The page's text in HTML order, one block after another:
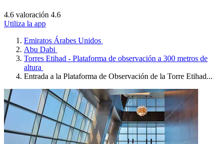
4.6 valoración 4.6
Utiliza la app
Emiratos Árabes Unidos
Abu Dabi
Torres Etihad - Plataforma de observación a 300 metros de
altura
Entrada a la Plataforma de Observación de la Torre Etihad...